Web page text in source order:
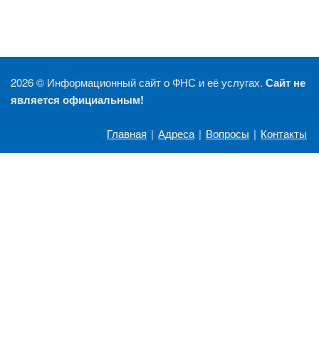
2026 © Информационный сайт о ФНС и её услугах. Сайт не
является официальным!
Главная | Адреса | Вопросы | Контакты